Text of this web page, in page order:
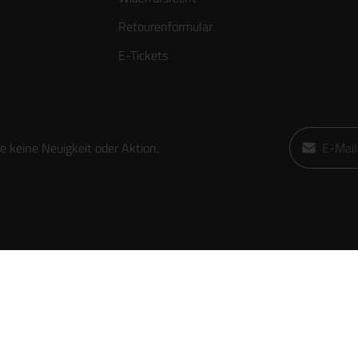
keine Neuigkeit oder Aktion.
E-Mail-
Retourenformular
E-Tickets